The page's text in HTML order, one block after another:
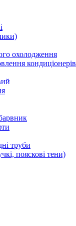
охолодження
кондиціонерів
труби
пояскові тени)